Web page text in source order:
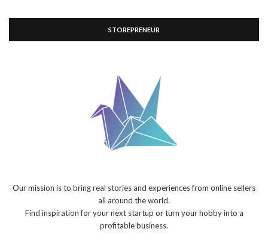
STOREPRENEUR
Our mission is to bring real stories and experiences from online sellers
all around the world.
Find inspiration for your next startup or turn your hobby into a
profitable business.